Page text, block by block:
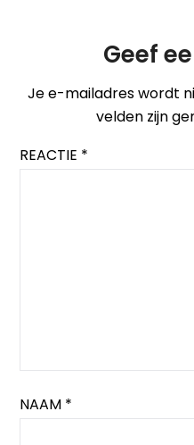
Geef
Je e-mailadres wordt
velden zijn
REACTIE *
NAAM *